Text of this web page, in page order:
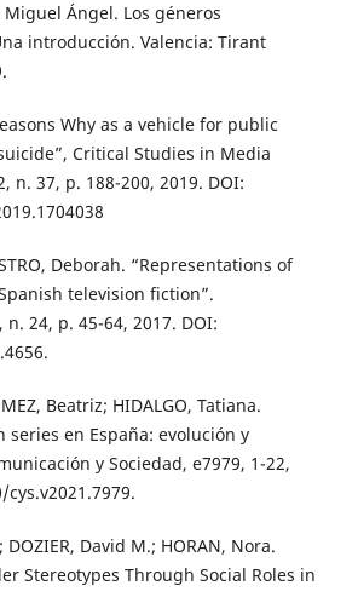
Miguel Ángel. Los géneros
introducción. Valencia: Tirant
Why as a vehicle for public
Critical Studies in Media
n. 37, p. 188-200, 2019. DOI:
Deborah. “Representations of
television fiction”.
24, p. 45-64, 2017. DOI:
Beatriz; HIDALGO, Tatiana.
series en España: evolución y
y Sociedad, e7979, 1-22,
cys.v2021.7979.
David M.; HORAN, Nora.
Stereotypes Through Social Roles in